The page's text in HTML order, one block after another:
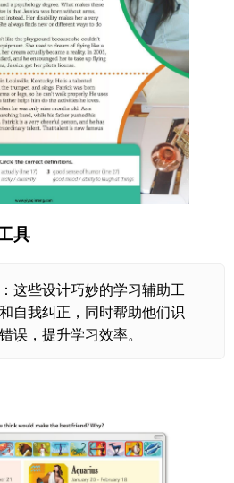
具
：这些设计巧妙的学习辅助工
自我纠正，同时帮助他们识
误，提升学习效率。